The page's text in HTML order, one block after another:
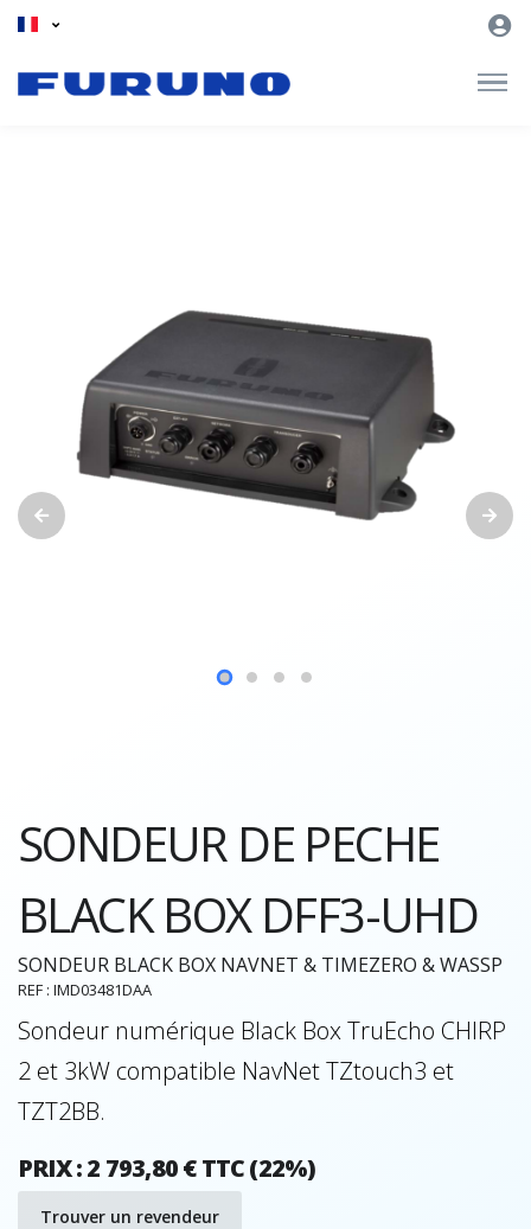
SONDEUR DE PECHE
BLACK BOX DFF3-UHD
SONDEUR BLACK BOX NAVNET & TIMEZERO & WASSP
REF : IMD03481DAA
Sondeur numérique Black Box TruEcho CHIRP
2 et 3kW compatible NavNet TZtouch3 et
TZT2BB.
PRIX : 2 793,80 € TTC (22%)
Trouver un revendeur